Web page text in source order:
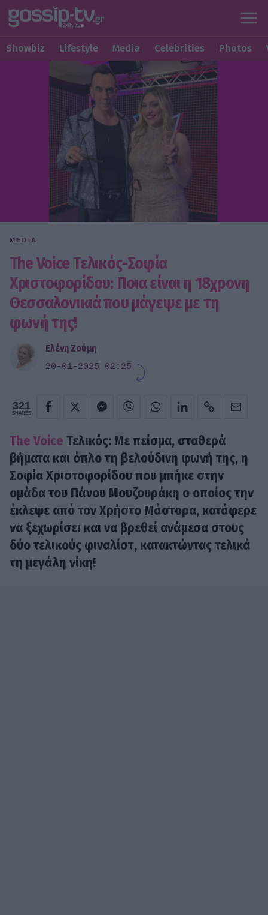
Showbiz Lifestyle Media Celebrities Photos
MEDIA
The Voice Τελικός-Σοφία
Χριστοφορίδου: Ποια είναι η 18χρονη
Θεσσαλονικιά που μάγεψε με τη
φωνή της!
Ελένη Ζούμη
20-01-2025 02:25
321
SHARES
The Voice Τελικός: Με πείσμα, σταθερά
βήματα και όπλο τη βελούδινη φωνή της, η
Σοφία Χριστοφορίδουπου μπήκε στην
ομάδα του Πάνου Μουζουράκη ο οποίος την
έκλεψε από τον Χρήστο Μάστορα, κατάφερε
να ξεχωρίσει και να βρεθεί ανάμεσα στους
δύο τελικούς φιναλίστ, κατακτώντας τελικά
τη μεγάλη νίκη!